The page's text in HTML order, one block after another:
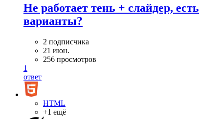
Не работает тень + слайдер, есть
варианты?
2 подписчика
21 июн.
256 просмотров
1
ответ
HTML
+1 ещё